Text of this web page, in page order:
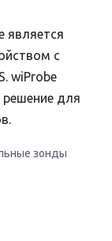
является
с
wiProbe
решение для
зонды